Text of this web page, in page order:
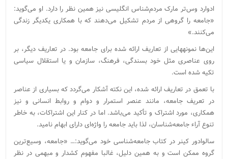
ادوارد وس‌تر مارک مردم‏‌شناس انگلیسی نیز همین نظر را دارد. او می‌‏گوید:
«جامعه را گروهی از مردم تشکیل می‌‏دهند که با همکاری یکدیگر زندگی
می‌‏کنند.»
این‌ها نمونه‏هایی از تعاریف ارائه شده برای جامعه بود. در تعاریف دیگر، بر
روی عناصری مثل خود بسندگی، فرهنگ، سازمان و یا استقلال سیاسی
تکیه شده است.
با تعمق در تعاریف ارائه شده، این نکته آشکار می‌گردد که بسیاری از عناصر
در تعریف جامعه، مانند عنصر استمرار و دوام و روابط انسانی و نیز
همکاری، مورد اشتراک و تأکید می‌باشد. اما در کنار این اشتراکات، به خاطر
تنوع آراء جامعه‌شناسان، لذا باید جامعه را واژه‌ای دارای ابهام نامید.
سالوادور کینر در کتاب جامعه‏‌شناسی خود می‌‏گوید:… «جامعه، وسیع‏‌ترین
گروه ممکن است و به همین دلیل، غالبا مفهوم کشدار و مبهمی در نظر